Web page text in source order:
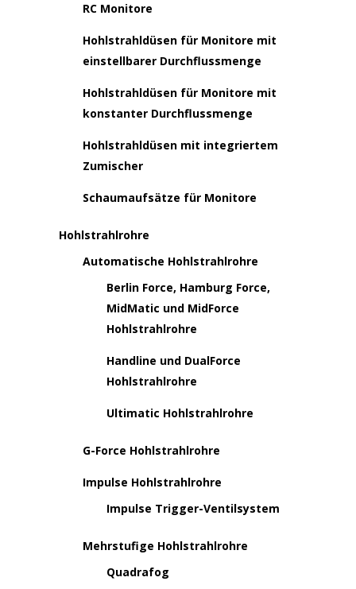
RC Monitore
Hohlstrahldüsen für Monitore mit
einstellbarer Durchflussmenge
Hohlstrahldüsen für Monitore mit
konstanter Durchflussmenge
Hohlstrahldüsen mit integriertem
Zumischer
Schaumaufsätze für Monitore
Hohlstrahlrohre
Automatische Hohlstrahlrohre
Berlin Force, Hamburg Force,
MidMatic und MidForce
Hohlstrahlrohre
Handline und DualForce
Hohlstrahlrohre
Ultimatic Hohlstrahlrohre
G-Force Hohlstrahlrohre
Impulse Hohlstrahlrohre
Impulse Trigger-Ventilsystem
Mehrstufige Hohlstrahlrohre
Quadrafog